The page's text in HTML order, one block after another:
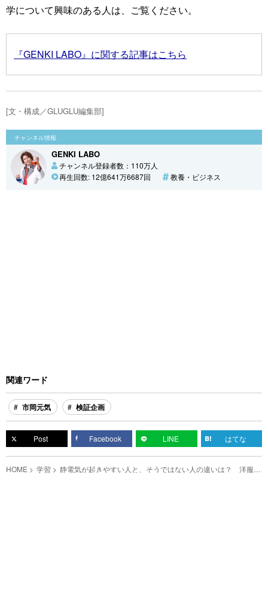
学について興味のある人は、ご覧ください。
『GENKI LABO』に関する記事はこちら
[文・構成／GLUGLU編集部]
チャンネル情報
GENKI LABO
チャンネル登録者数：110万人
再生回数: 12億641万6687回
教養・ビジネス
関連ワード
市岡元気 検証企画
Post Facebook LINE はてな
HOME 学習 静電気が起きやすい人と、そうではない人の違いは？ 洋服・
肌・靴で検証した結果…